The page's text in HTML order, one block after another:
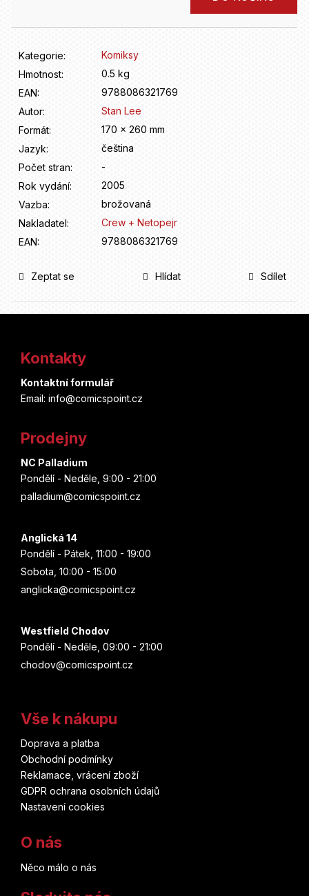
Kategorie:
Komiksy
Hmotnost:
0.5 kg
EAN:
9788086321769
Autor:
Stan Lee
Formát:
170 x 260 mm
Jazyk:
čeština
Počet stran:
-
Rok vydání:
2005
Vazba:
brožovaná
Nakladatel:
Crew + Netopejr
EAN: 9788086321769
Zeptat se Hlídat Sdílet
r
č
u
e
e
Kontakty
Kontaktní formulář
Email: info@comicspoint.cz
Prodejny
NC Palladium
Pondělí - Neděle, 9:00 - 21:00
palladium@comicspoint.cz
Anglická 14
Pondělí - Pátek, 11:00 - 19:00
Sobota, 10:00 - 15:00
anglicka@comicspoint.cz
Westfield Chodov
Pondělí - Neděle, 09:00 - 21:00
chodov@comicspoint.cz
Vše k nákupu
Doprava a platba
Obchodní podmínky
Reklamace, vrácení zboží
GDPR ochrana osobních údajů
Nastavení cookies
O nás
Něco málo o nás